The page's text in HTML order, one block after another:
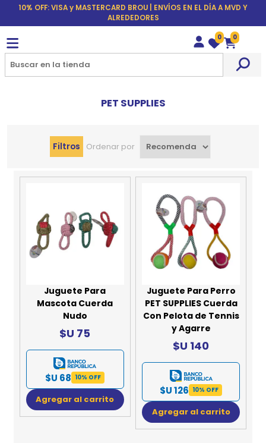
10% OFF: VISA y MASTERCARD BROU | ENVÍOS EN EL DÍA A MVD Y
ALREDEDORES
Wishlist
0
Carrito
0
PET SUPPLIES
Filtros Ordenar por
Juguete Para
Mascota Cuerda
Nudo
$U 75
$U 68 10% OFF
Agregar al carrito
Juguete Para Perro
PET SUPPLIES Cuerda
Con Pelota de Tennis
y Agarre
$U 140
$U 126 10% OFF
Agregar al carrito